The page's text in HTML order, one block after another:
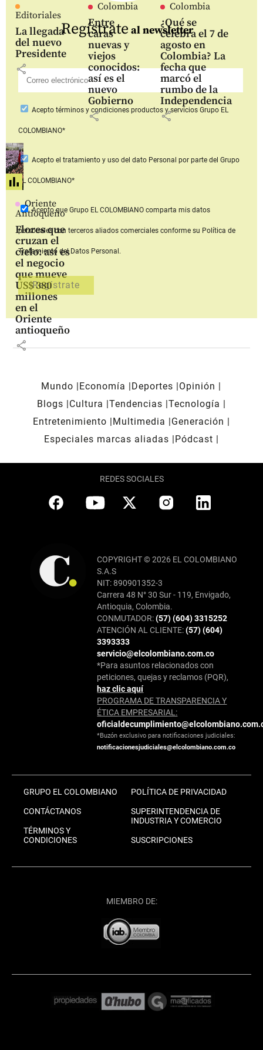
Editoriales
La llegada
del nuevo
Presidente
share
Colombia
Entre
caras
nuevas y
viejos
conocidos:
así es el
nuevo
Gobierno
share
Colombia
¿Qué se
celebra el 7 de
agosto en
Colombia? La
fecha que
marcó el
rumbo de la
Independencia
share
Oriente
Antioqueño
Flores que
cruzan el
cielo: así es
el negocio
que mueve
US$ 380
millones
en el
Oriente
antioqueño
share
Regístrate al newsletter
Aceptotérminos y condiciones productos y serviciosGrupo EL
COLOMBIANO*
Acepto el tratamiento y uso del dato Personal por parte del Grupo
EL COLOMBIANO*
Acepto que Grupo EL COLOMBIANOcomparta mis datos
personales con terceros aliados comerciales conforme su Política de
Tratamiento del Datos Personal.
Mundo Economía Deportes
Opinión
Blogs
Cultura Tendencias Tecnología
Entretenimiento
Multimedia
Generación
Especiales marcas aliadas
Pódcast
REDES SOCIALES
COPYRIGHT © 2026 EL COLOMBIANO
S.A.S
NIT: 890901352-3
Carrera 48 N° 30 Sur - 119, Envigado,
Antioquia, Colombia.
CONMUTADOR:(57) (604) 3315252
ATENCIÓN AL CLIENTE:(57) (604)
3393333
servicio@elcolombiano.com.co
*Para asuntos relacionados con
peticiones, quejas y reclamos (PQR),
haz clic aquí
PROGRAMA DE TRANSPARENCIA Y
ÉTICA EMPRESARIAL:
*Buzón exclusivo para notificaciones judiciales:
notificacionesjudiciales@elcolombiano.com.co
GRUPO EL COLOMBIANO
CONTÁCTANOS
TÉRMINOS Y
CONDICIONES
POLÍTICA DE PRIVACIDAD
SUPERINTENDENCIA DE
INDUSTRIA Y COMERCIO
SUSCRIPCIONES
MIEMBRO DE: